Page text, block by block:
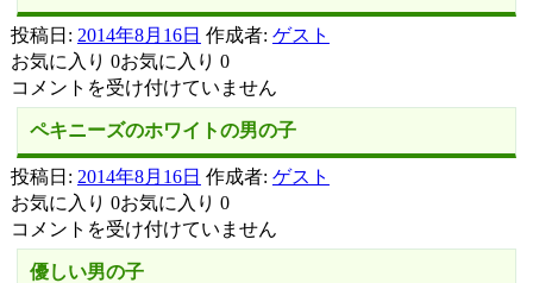
愛
い
子
は
ー
ズ
の
パ
テ
ィ
ー
カ
投稿日: 2014年8月16日 作成者: ゲスト
お気に入り 0お気に入り 0
ペ
キ
ー
ズ
の
パ
コメントを受け付けていません
ペキニーズのホワイトの男の子
投稿日: 2014年8月16日 作成者: ゲスト
お気に入り 0お気に入り 0
ペ
キ
コメントを受け付けていません
優しい男の子